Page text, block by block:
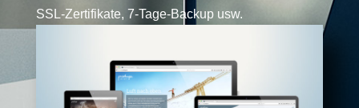
SSL-Zertifikate, 7-Tage-Backup usw.